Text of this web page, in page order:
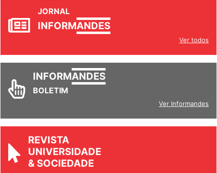
JORNAL
INFORMANDES
Ver todos
INFORMANDES
BOLETIM
Ver Informandes
REVISTA
UNIVERSIDADE
& SOCIEDADE